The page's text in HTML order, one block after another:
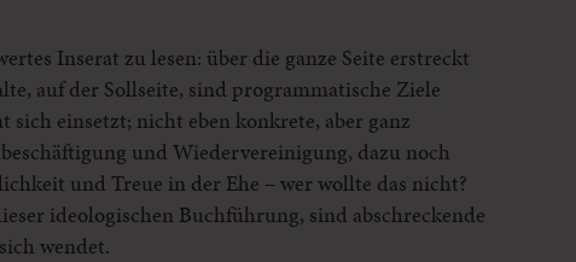
Inserat zu lesen: über die ganze Seite erstreckt
auf der Sollseite, sind programmatische Ziele
einsetzt; nicht eben konkrete, aber ganz
und Wiedervereinigung, dazu noch
und Treue in der Ehe – wer wollte das nicht?
ideologischen Buchführung, sind abschreckende
wendet.